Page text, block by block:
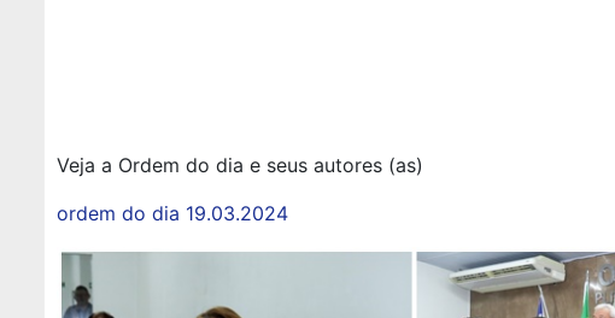
Veja a Ordem do dia e seus autores (as)
ordem do dia 19.03.2024